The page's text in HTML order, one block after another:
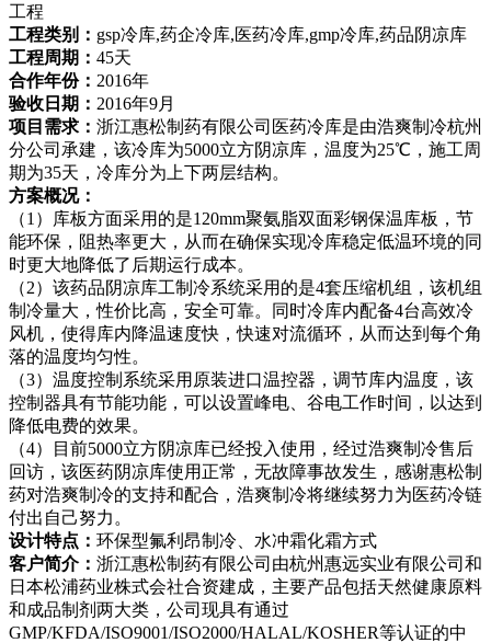
工程类别： gsp冷库,药企冷库,医药冷库,gmp冷库,药品阴凉库
工程周期： 45天
合作年份： 2016年
验收日期： 2016年9月
项目需求： 浙江惠松制药有限公司医药冷库是由浩爽制冷杭州
分公司承建，该冷库为5000立方阴凉库，温度为25℃，施工周
期为35天，冷库分为上下两层结构。
方案概况：
（1）库板方面采用的是120mm聚氨脂双面彩钢保温库板，节
能环保，阻热率更大，从而在确保实现冷库稳定低温环境的同
时更大地降低了后期运行成本。
（2）该药品阴凉库工制冷系统采用的是4套压缩机组，该机组
制冷量大，性价比高，安全可靠。同时冷库内配备4台高效冷
风机，使得库内降温速度快，快速对流循环，从而达到每个角
落的温度均匀性。
（3）温度控制系统采用原装进口温控器，调节库内温度，该
控制器具有节能功能，可以设置峰电、谷电工作时间，以达到
降低电费的效果。
（4）目前5000立方阴凉库已经投入使用，经过浩爽制冷售后
回访，该医药阴凉库使用正常，无故障事故发生，感谢惠松制
药对浩爽制冷的支持和配合，浩爽制冷将继续努力为医药冷链
付出自己努力。
设计特点： 环保型氟利昂制冷、水冲霜化霜方式
客户简介： 浙江惠松制药有限公司由杭州惠远实业有限公司和
日本松浦药业株式会社合资建成，主要产品包括天然健康原料
和成品制剂两大类，公司现具有通过
GMP/KFDA/ISO9001/ISO2000/HALAL/KOSHER等认证的中